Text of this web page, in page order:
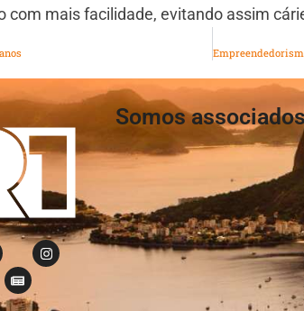
com mais facilidade, evitando assim
Somos